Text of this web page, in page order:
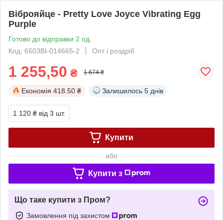
Віброяйце - Pretty Love Joyce Vibrating Egg
Purple
Готово до відправки 2 од.
Код: 6603BI-014665-2
Опт і роздріб
1 255,50 ₴ 1 674 ₴
Економія 418.50 ₴ Залишилось 5 днів
1 120 ₴ від 3 шт.
Купити
або
Купити з
Що таке купити з Пром?
Замовлення під захистом